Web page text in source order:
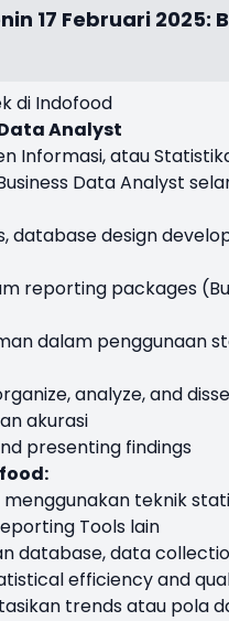
17 Februari 2025:
di Indofood
Analyst
Informasi, atau
Data Analyst
database design
reporting packages
dalam penggunaan
analyze, and
akurasi
presenting findings
teknik
Tools lain
database, data
efficiency and
trends atau pola